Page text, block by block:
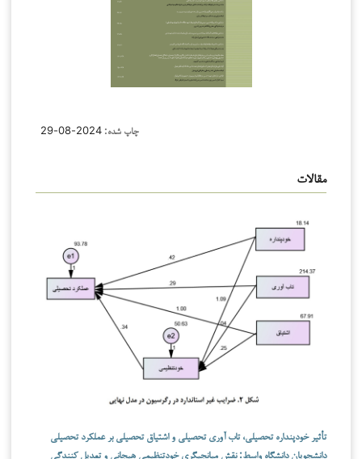
چاپ شده: 2024-08-29
مقالات
تأثیر خودپنداره تحصیلی، تاب آوری تحصیلی و اشتیاق تحصیلی بر عملکرد تحصیلی
دانشجویان دانشگاه واسط: نقش میانجیگری خودتنظیمی هیجانی و تعدیل کنندگی